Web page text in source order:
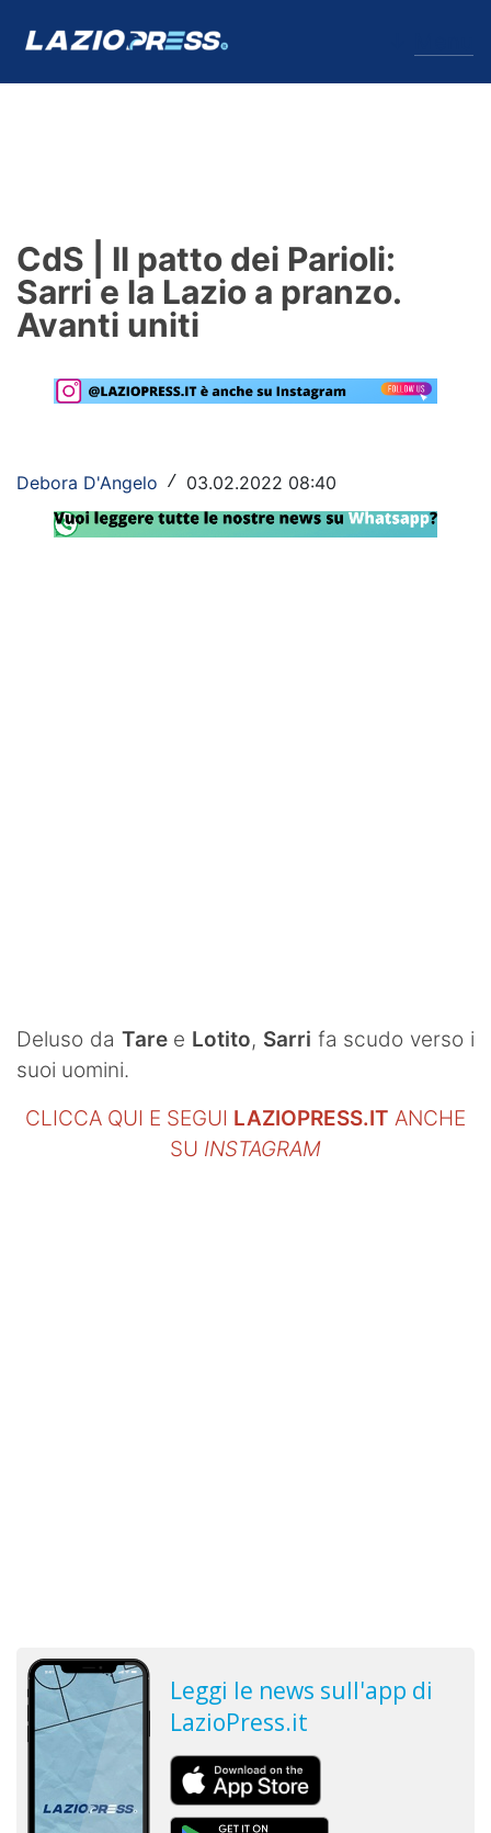
Formello
Infortuni
Primavera
Lazio Women
Rassegna Lazio
Contatti
CdS | Il patto dei Parioli:
Sarri e la Lazio a pranzo.
Avanti uniti
Debora D'Angelo / 03.02.2022 08:40
Deluso da Taree Lotito, Sarri fa scudo verso i
suoi uomini.
CLICCA QUI E SEGUI LAZIOPRESS.IT ANCHE
SU INSTAGRAM